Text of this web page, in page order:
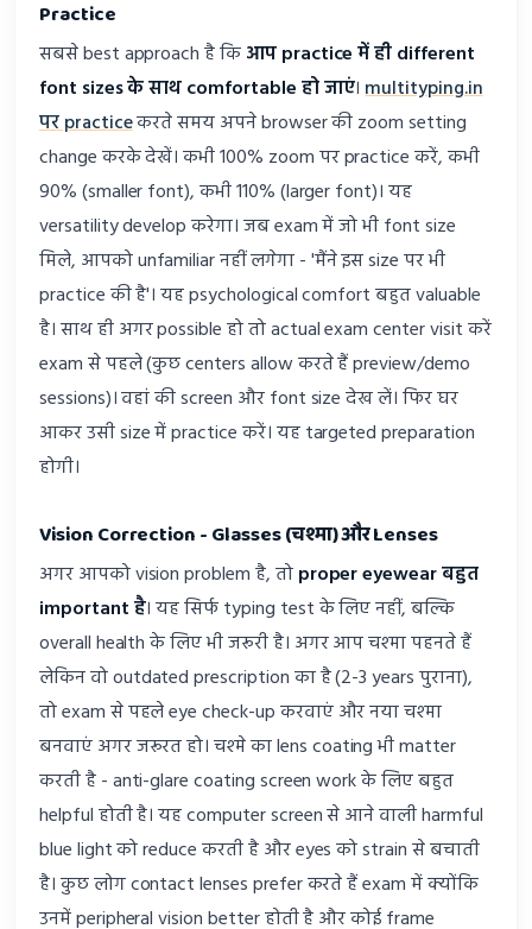
Practice
सबसे best approach है किआप practice में ही different
font sizes के साथ comfortable हो जाएं।multityping.in
पर practiceकरते समय अपने browser की zoom setting
change करके देखें। कभी 100% zoom पर practice करें, कभी
90% (smaller font), कभी 110% (larger font)। यह
versatility develop करेगा। जब exam में जो भी font size
मिले, आपको unfamiliar नहीं लगेगा - 'मैंने इस size पर भी
practice की है'। यह psychological comfort बहुत valuable
है। साथ ही अगर possible हो तो actual exam center visit करें
exam से पहले (कुछ centers allow करते हैं preview/demo
sessions)। वहां की screen और font size देख लें। फिर घर
आकर उसी size में practice करें। यह targeted preparation
होगी।
Vision Correction - Glasses (चश्मा) और Lenses
अगर आपको vision problem है, तोproper eyewear बहुत
important है। यह सिर्फ typing test के लिए नहीं, बल्कि
overall health के लिए भी जरूरी है। अगर आप चश्मा पहनते हैं
लेकिन वो outdated prescription का है (2-3 years पुराना),
तो exam से पहले eye check-up करवाएं और नया चश्मा
बनवाएं अगर जरूरत हो। चश्मे का lens coating भी matter
करती है - anti-glare coating screen work के लिए बहुत
helpful होती है। यह computer screen से आने वाली harmful
blue light को reduce करती है और eyes को strain से बचाती
है। कुछ लोग contact lenses prefer करते हैं exam में क्योंकि
उनमें peripheral vision better होती है और कोई frame